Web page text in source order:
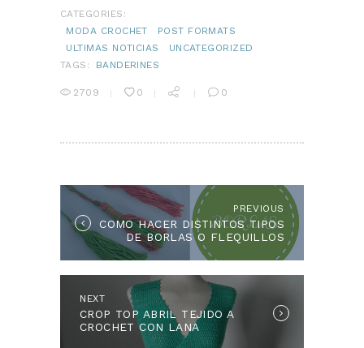
CATEGORIES:
MODA CROCHET
POST FORMATS
ULTIMAS NOTICIAS
UNCATEGORIZED
TAGS:
BANDERINES
2709 0 0
ENTRADAS
PREVIOUS Previous
post:
COMO HACER DISTINTOS TIPOS
DE BORLAS O FLEQUILLOS
NEXT
post:
CROP TOP ABRIL TEJIDO A
CROCHET CON LANA
KNITCRATE